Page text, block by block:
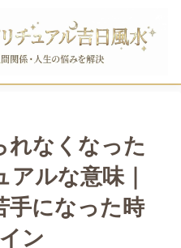
れなくなった
ルな意味｜
手になった時
ン